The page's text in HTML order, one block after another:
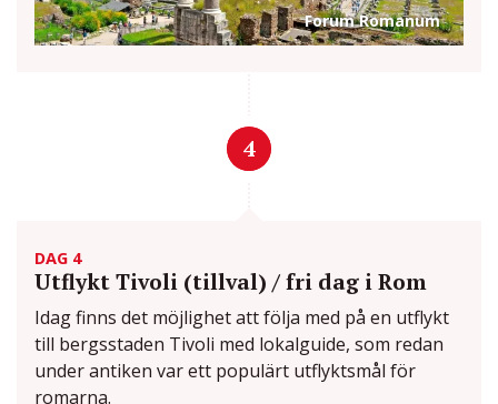
Forum Romanum
4
DAG 4
Utflykt Tivoli (tillval) / fri dag i Rom
Idag finns det möjlighet att följa med på en utflykt
till bergsstaden Tivoli med lokalguide, som redan
under antiken var ett populärt utflyktsmål för
romarna.